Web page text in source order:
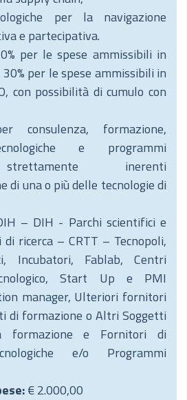
per la navigazione
e partecipativa.
per le spese ammissibili in
per le spese ammissibili in
con possibilità di cumulo con
consulenza, formazione,
e programmi
inerenti
di una o più delle tecnologie di
– DIH - Parchi scientifici e
ricerca – CRTT – Tecnopoli,
Incubatori, Fablab, Centri
Start Up e PMI
manager, Ulteriori fornitori
di formazione o Altri Soggetti
formazione e Fornitori di
e/o Programmi
€ 2.000,00